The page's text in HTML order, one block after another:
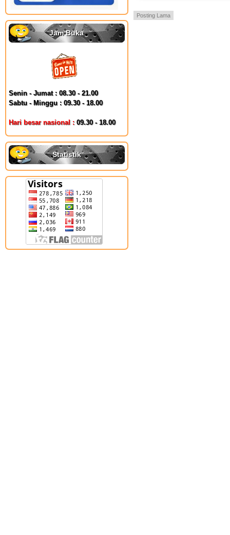
Jam Buka
Senin - Jumat : 08.30 - 21.00
Sabtu - Minggu : 09.30 - 18.00
Hari besar nasional : 09.30 - 18.00
Statistik
Posting Lama